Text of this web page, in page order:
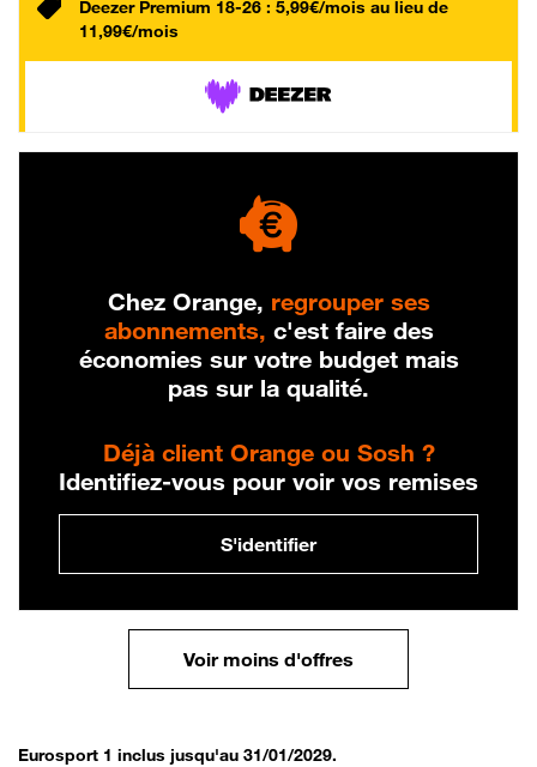
Deezer Premium 18-26 : 5,99€/mois au lieu de
11,99€/mois
Chez Orange, regrouper ses
abonnements, c'est faire des
économies sur votre budget mais
pas sur la qualité.
Déjà client Orange ou Sosh ?
Identifiez-vous pour voir vos remises
S'identifier
Voir moins d'offres
Eurosport 1 inclus jusqu'au 31/01/2029.